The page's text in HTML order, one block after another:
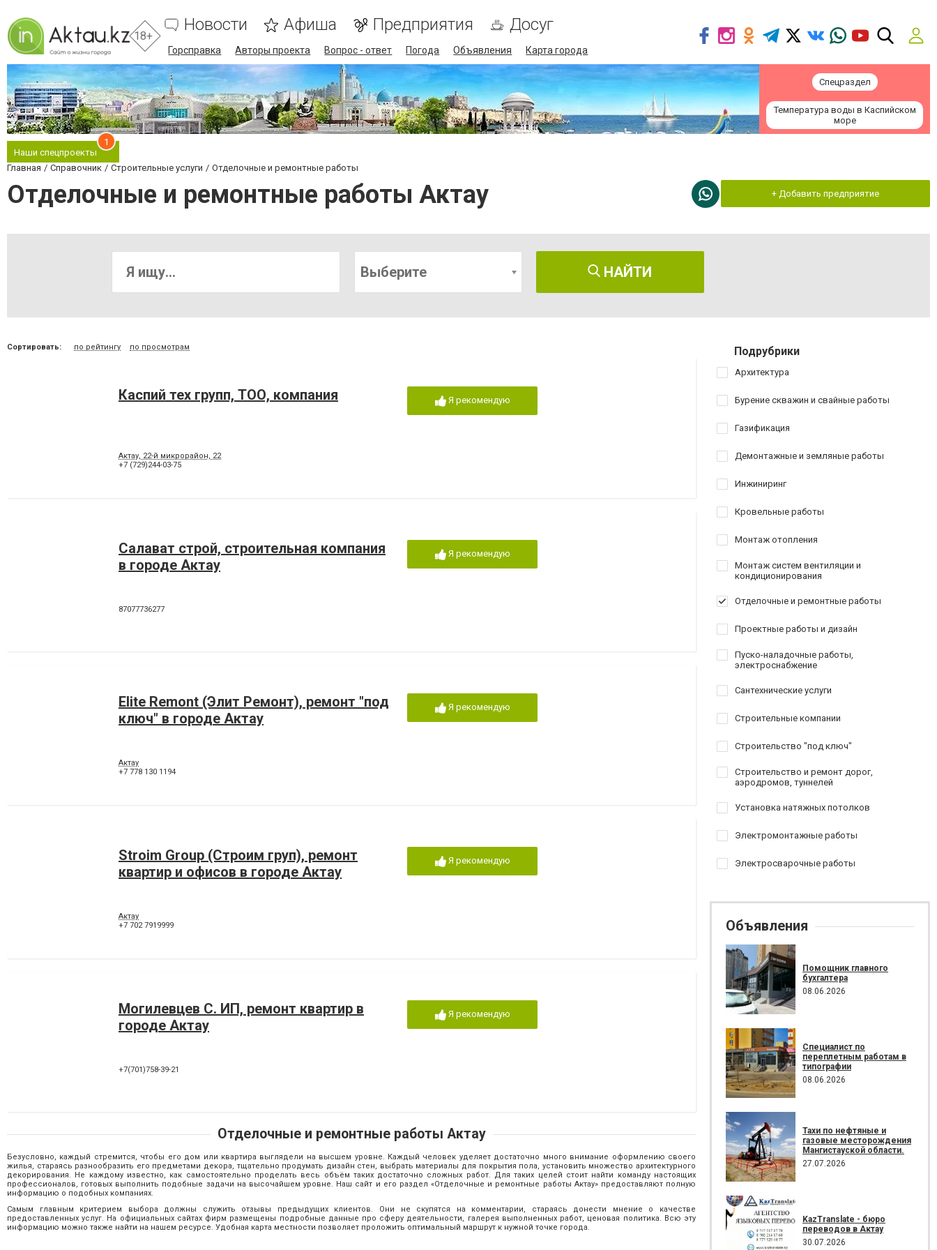
18+
Новости Афиша Предприятия Досуг
Горсправка Авторы проекта Вопрос - ответ Погода Объявления Карта города
Спецраздел
Температура воды в Каспийском
море
Наши спецпроекты
1
Главная Справочник Строительные услуги Отделочные и ремонтные работы
Отделочные и ремонтные работы Актау + Добавить предприятие
Выберите НАЙТИ
Сортировать: по рейтингу по просмотрам
Каспий тех групп, ТОО, компания
Актау, 22-й микрорайон, 22
+7 (729)244-03-75
Я рекомендую
Салават строй, строительная компания
в городе Актау
87077736277
Я рекомендую
Elite Remont (Элит Ремонт), ремонт "под
ключ" в городе Актау
Актау
+7 778 130 1194
Я рекомендую
Stroim Group (Строим груп), ремонт
квартир и офисов в городе Актау
Актау
+7 702 7919999
Я рекомендую
Могилевцев С. ИП, ремонт квартир в
городе Актау
+7(701)758-39-21
Я рекомендую
Отделочные и ремонтные работы Актау
Безусловно, каждый стремится, чтобы его дом или квартира выглядели на высшем уровне. Каждый человек уделяет достаточно много внимание оформлению своего
жилья, стараясь разнообразить его предметами декора, тщательно продумать дизайн стен, выбрать материалы для покрытия пола, установить множество архитектурного
декорирования. Не каждому известно, как самостоятельно проделать весь объём таких достаточно сложных работ. Для таких целей стоит найти команду настоящих
профессионалов, готовых выполнить подобные задачи на высочайшем уровне. Наш сайт и его раздел «Отделочные и ремонтные работы Актау» предоставляют полную
информацию о подобных компаниях.
Самым главным критерием выбора должны служить отзывы предыдущих клиентов. Они не скупятся на комментарии, стараясь донести мнение о качестве
предоставленных услуг. На официальных сайтах фирм размещены подробные данные про сферу деятельности, галерея выполненных работ, ценовая политика. Всю эту
информацию можно также найти на нашем ресурсе. Удобная карта местности позволяет проложить оптимальный маршрут к нужной точке города.
Подрубрики
Архитектура
Бурение скважин и свайные работы
Газификация
Демонтажные и земляные работы
Инжиниринг
Кровельные работы
Монтаж отопления
Монтаж систем вентиляции и
кондиционирования
Отделочные и ремонтные работы
Проектные работы и дизайн
Пуско-наладочные работы,
электроснабжение
Сантехнические услуги
Строительные компании
Строительство "под ключ"
Строительство и ремонт дорог,
аэродромов, туннелей
Установка натяжных потолков
Электромонтажные работы
Электросварочные работы
Объявления
Помощник главного
бухгалтера
08.06.2026
Специалист по
переплетным работам в
типографии
08.06.2026
Тахи по нефтяные и
газовые месторождения
Мангистауской области.
27.07.2026
KazTranslate - бюро
переводов в Актау
30.07.2026